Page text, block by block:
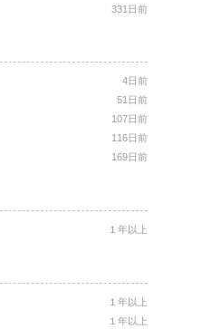
331日前
4日前
51日前
107日前
116日前
169日前
１年以上
１年以上
１年以上